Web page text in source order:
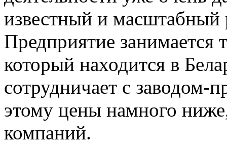
известный и
Предприятие занимается
который находится в
сотрудничает с заводом-
этому цены намного
компаний.